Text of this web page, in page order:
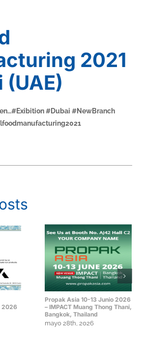
2021
(UAE)
#Dubai #NewBranch
2026
Propak Asia 10-13 Junio 2026
– IMPACT Muang Thong Thani,
Bangkok, Thailand
mayo 28th, 2026